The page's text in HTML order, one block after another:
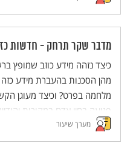
במה הוא מוּעָד ומה אנחנו
מדבר שקר תרחק - חדשות
כיצד נזהה מידע כוזב שמופץ
מהן הסכנות בהעברת מידע
מלחמה בפרט? וכיצד מעוגן
פגיעה בחיי אדם במקורות
מערך שיעור